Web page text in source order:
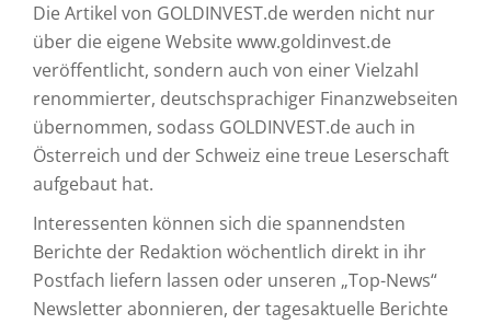
Die Artikel von GOLDINVEST.de werden nicht nur
über die eigene Website www.goldinvest.de
veröffentlicht, sondern auch von einer Vielzahl
renommierter, deutschsprachiger Finanzwebseiten
übernommen, sodass GOLDINVEST.de auch in
Österreich und der Schweiz eine treue Leserschaft
aufgebaut hat.
Interessenten können sich die spannendsten
Berichte der Redaktion wöchentlich direkt in ihr
Postfach liefern lassen oder unseren „Top-News“
Newsletter abonnieren, der tagesaktuelle Berichte